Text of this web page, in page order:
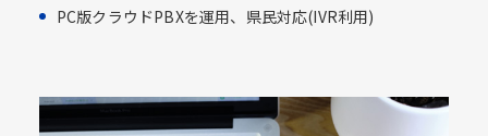
PC版クラウドPBXを運用、県民対応​(IVR利用)​